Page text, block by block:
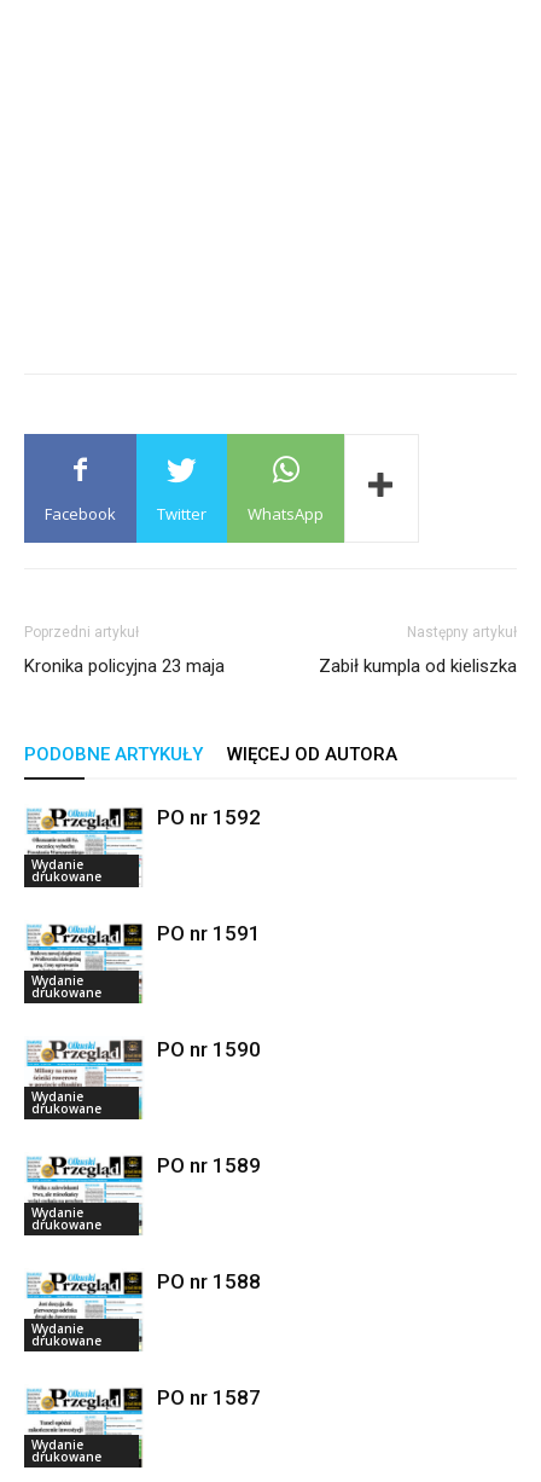
Facebook Twitter WhatsApp
Poprzedni artykuł
Kronika policyjna 23 maja
Następny artykuł
Zabił kumpla od kieliszka
PODOBNE ARTYKUŁY WIĘCEJ OD AUTORA
Wydanie
drukowane
PO nr 1592
Wydanie
drukowane
PO nr 1591
Wydanie
drukowane
PO nr 1590
Wydanie
drukowane
PO nr 1589
Wydanie
drukowane
PO nr 1588
Wydanie
drukowane
PO nr 1587